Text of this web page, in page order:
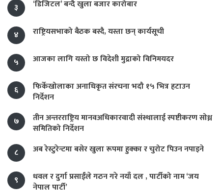
३
‘डिजिटल’ बन्दै खुला बजार कारोबार
४ राष्ट्रियसभाको बैठक बस्दै, यस्ता छन् कार्यसूची
५ आजका लागि यस्तो छ विदेशी मुद्राको विनिमयदर
६
फिर्केखोलाका अनाधिकृत संरचना भदौ १५ भित्र हटाउन
निर्देशन
७
तीन अन्तरराष्ट्रिय मानवअधिकारवादी संस्थालाई स्पष्टीकरण सोध्न
समितिको निर्देशन
८
अब रेस्टुरेन्टमा बसेर खुला रूपमा हुक्का र चुरोट पिउन नपाइने
९
धवल र दुर्गा प्रसाईंले गठन गरे नयाँ दल , पार्टीको नाम ‘जय
नेपाल पार्टी’